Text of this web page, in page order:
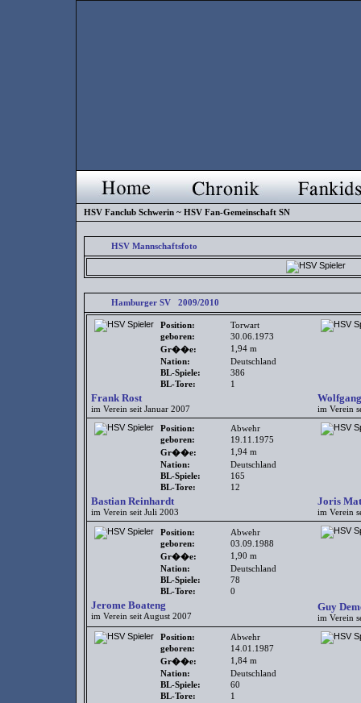
HSV Fanclub Schwerin ~ HSV Fan-Gemeinschaft SN
HSV Mannschaftsfoto
Hamburger SV 2009/2010
Position:
Torwart
geboren:
30.06.1973
Gr��e:
1,94 m
Nation:
Deutschland
BL-Spiele:
386
BL-Tore:
1
Frank Rost
im Verein seit Januar 2007 im Verein
Position:
Abwehr
geboren:
19.11.1975
Gr��e:
1,94 m
Nation:
Deutschland
BL-Spiele:
165
BL-Tore:
12
Bastian Reinhardt
im Verein seit Juli 2003
Joris
im Verein
Position:
Abwehr
geboren:
03.09.1988
Gr��e:
1,90 m
Nation:
Deutschland
BL-Spiele:
78
BL-Tore:
0
Jerome Boateng
im Verein seit August 2007
Guy
im Verein
Position:
Abwehr
geboren:
14.01.1987
Gr��e:
1,84 m
Nation:
Deutschland
BL-Spiele:
60
BL-Tore:
1